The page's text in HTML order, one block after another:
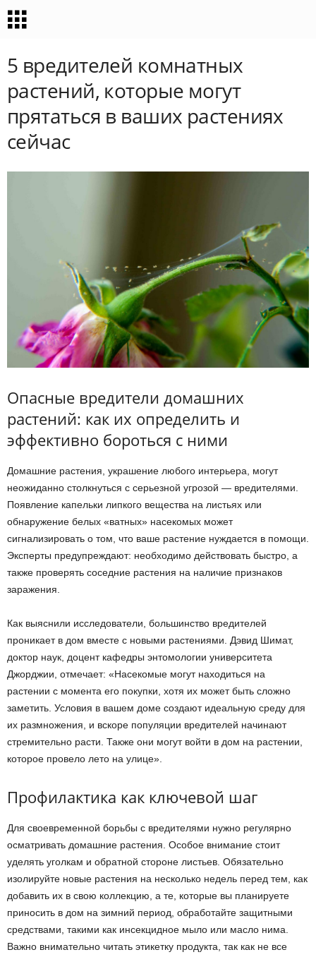
5 вредителей комнатных
растений, которые могут
прятаться в ваших растениях
сейчас
Опасные вредители домашних
растений: как их определить и
эффективно бороться с ними
Домашние растения, украшение любого интерьера, могут
неожиданно столкнуться с серьезной угрозой — вредителями.
Появление капельки липкого вещества на листьях или
обнаружение белых «ватных» насекомых может
сигнализировать о том, что ваше растение нуждается в помощи.
Эксперты предупреждают: необходимо действовать быстро, а
также проверять соседние растения на наличие признаков
заражения.
Как выяснили исследователи, большинство вредителей
проникает в дом вместе с новыми растениями. Дэвид Шимат,
доктор наук, доцент кафедры энтомологии университета
Джорджии, отмечает: «Насекомые могут находиться на
растении с момента его покупки, хотя их может быть сложно
заметить. Условия в вашем доме создают идеальную среду для
их размножения, и вскоре популяции вредителей начинают
стремительно расти. Также они могут войти в дом на растении,
которое провело лето на улице».
Профилактика как ключевой шаг
Для своевременной борьбы с вредителями нужно регулярно
осматривать домашние растения. Особое внимание стоит
уделять уголкам и обратной стороне листьев. Обязательно
изолируйте новые растения на несколько недель перед тем, как
добавить их в свою коллекцию, а те, которые вы планируете
приносить в дом на зимний период, обработайте защитными
средствами, такими как инсекцидное мыло или масло нима.
Важно внимательно читать этикетку продукта, так как не все